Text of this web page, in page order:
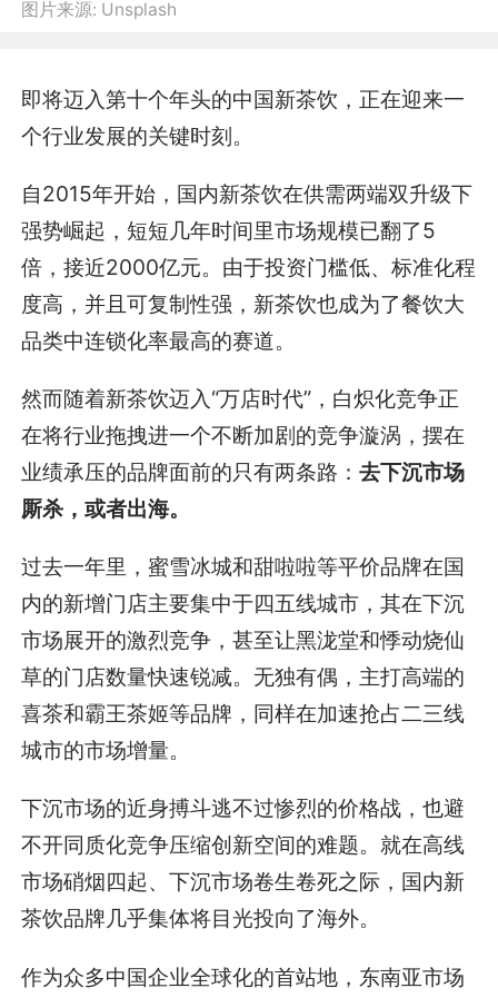
图片来源: Unsplash
即将迈入第十个年头的中国新茶饮，正在迎来一
个行业发展的关键时刻。
自2015年开始，国内新茶饮在供需两端双升级下
强势崛起，短短几年时间里市场规模已翻了5
倍，接近2000亿元。由于投资门槛低、标准化程
度高，并且可复制性强，新茶饮也成为了餐饮大
品类中连锁化率最高的赛道。
然而随着新茶饮迈入“万店时代”，白炽化竞争正
在将行业拖拽进一个不断加剧的竞争漩涡，摆在
业绩承压的品牌面前的只有两条路：去下沉市场
厮杀，或者出海。
过去一年里，蜜雪冰城和甜啦啦等平价品牌在国
内的新增门店主要集中于四五线城市，其在下沉
市场展开的激烈竞争，甚至让黑泷堂和悸动烧仙
草的门店数量快速锐减。无独有偶，主打高端的
喜茶和霸王茶姬等品牌，同样在加速抢占二三线
城市的市场增量。
下沉市场的近身搏斗逃不过惨烈的价格战，也避
不开同质化竞争压缩创新空间的难题。就在高线
市场硝烟四起、下沉市场卷生卷死之际，国内新
茶饮品牌几乎集体将目光投向了海外。
作为众多中国企业全球化的首站地，东南亚市场